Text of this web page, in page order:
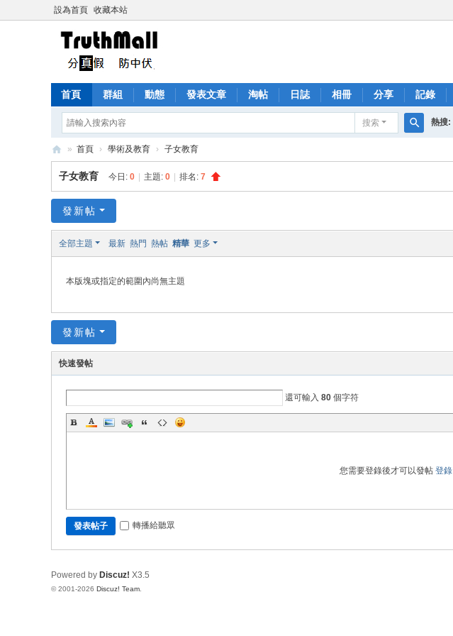
設為首頁 收藏本站
首頁 群組 動態 發表文章 淘帖 日誌 相冊 分享 記錄
搜索
索
熱搜:
Tr
ut
M
» 首頁 › 學術及教育 › 子女教育
子女教育 今日: 0 主題: 0 排名: 7
發新帖
全部主題 最新 熱門 熱帖 精華 更多
本版塊或指定的範圍內尚無主題
發新帖
快速發帖
還可輸入 80 個字符
您需要登錄後才可以發帖 登錄
發表帖子 轉播給聽眾
Powered by Discuz! X3.5
© 2001-2026 Discuz! Team